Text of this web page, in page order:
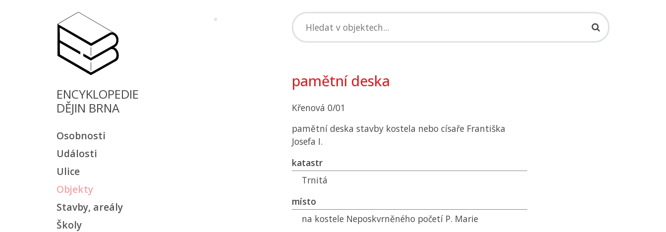
ENCYKLOPEDIE
DĚJIN BRNA
Osobnosti
Události
Ulice
Objekty
Stavby, areály
Školy
pamětní deska
Křenová 0/01
pamětní deska stavby kostela nebo císaře Františka
Josefa I.
katastr
Trnitá
místo
na kostele Neposkvrněného početí P. Marie